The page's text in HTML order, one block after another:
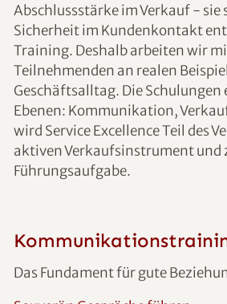
Abschlussstärke im Verkauf - sie
Sicherheit im Kundenkontakt
Training. Deshalb arbeiten wir
Teilnehmenden an realen
Geschäftsalltag. Die
Ebenen: Kommunikation,
wird Service Excellence Teil des
aktiven Verkaufsinstrument und
Führungsaufgabe.
Das Fundament für gute